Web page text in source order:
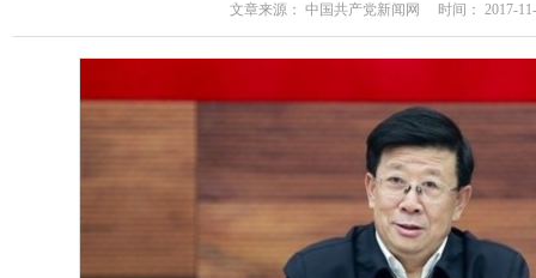
文章来源： 中国共产党新闻网 时间： 2017-11-